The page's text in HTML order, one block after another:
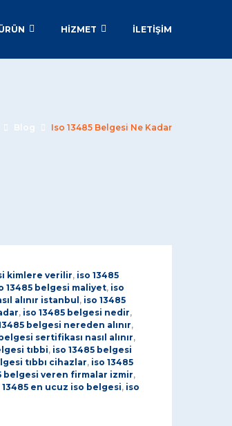
HİZMET İLETIŞIM
Blog Iso 13485 Belgesi Ne Kadar
kimlere verilir, iso 13485
13485 belgesi maliyet, iso
alınır istanbul , iso 13485
, iso 13485 belgesi nedir,
belgesi nereden alınır,
sertifikası nasıl alınır,
tıbbi, iso 13485 belgesi
tıbbı cihazlar, iso 13485
belgesi veren firmalar izmir,
13485 en ucuz iso belgesi, iso